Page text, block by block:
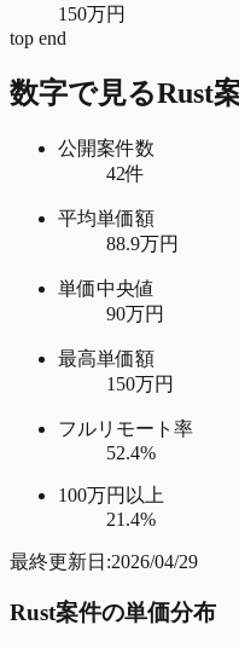
150万円
top end
数字で見るRust
公開案件数
42件
平均単価額
88.9万円
単価中央値
90万円
最高単価額
150万円
フルリモート率
52.4%
100万円以上
21.4%
最終更新日:2026/04/29
Rust案件の単価分布